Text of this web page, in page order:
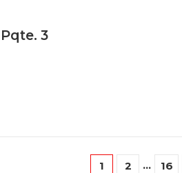
3
1 2 … 16